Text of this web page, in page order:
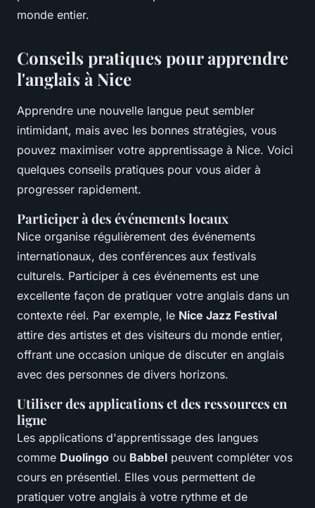
monde entier.
Conseils pratiques pour apprendre
l'anglais à Nice
Apprendre une nouvelle langue peut sembler
intimidant, mais avec les bonnes stratégies, vous
pouvez maximiser votre apprentissage à Nice. Voici
quelques conseils pratiques pour vous aider à
progresser rapidement.
Participer à des événements locaux
Nice organise régulièrement des événements
internationaux, des conférences aux festivals
culturels. Participer à ces événements est une
excellente façon de pratiquer votre anglais dans un
contexte réel. Par exemple, le Nice Jazz Festival
attire des artistes et des visiteurs du monde entier,
offrant une occasion unique de discuter en anglais
avec des personnes de divers horizons.
Utiliser des applications et des ressources en
ligne
Les applications d'apprentissage des langues
comme Duolingo ou Babbel peuvent compléter vos
cours en présentiel. Elles vous permettent de
pratiquer votre anglais à votre rythme et de